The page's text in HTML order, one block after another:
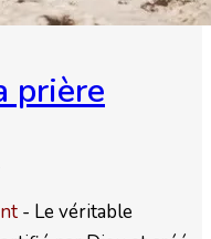
prière
- Le véritable